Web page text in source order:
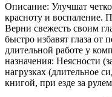
Описание: Улучшат
красноту и воспаление.
Верни свежесть своим
быстро избавят глаза от
длительной работе у
назначения: Неясности
нагрузках (длительное
книгой, при езде за